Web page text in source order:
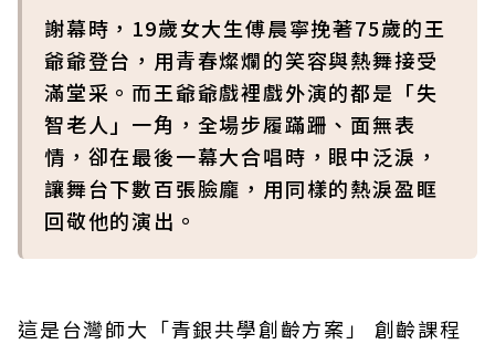
謝幕時，19歲女大生傅晨寧挽著75歲的王
爺爺登台，用青春燦爛的笑容與熱舞接受
滿堂采。而王爺爺戲裡戲外演的都是「失
智老人」一角，全場步履蹣跚、面無表
情，卻在最後一幕大合唱時，眼中泛淚，
讓舞台下數百張臉龐，用同樣的熱淚盈眶
回敬他的演出。
這是台灣師大「青銀共學創齡方案」 創齡課程